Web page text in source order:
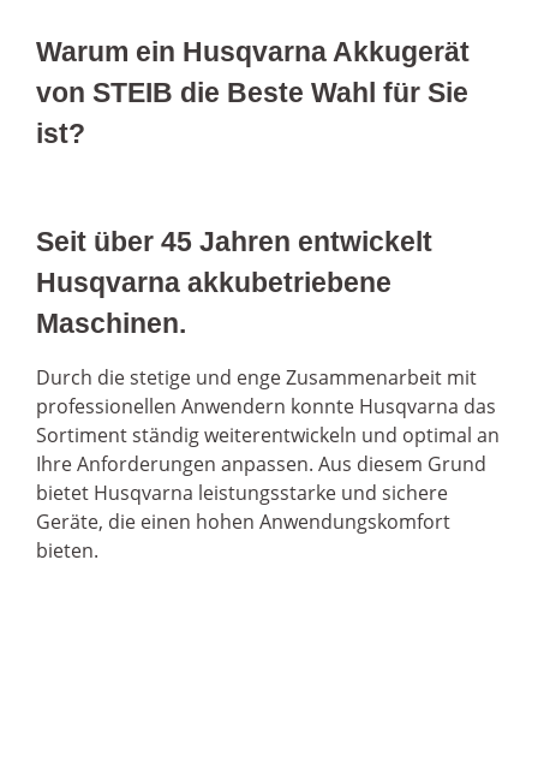
Warum ein Husqvarna Akkugerät
von STEIB die Beste Wahl für Sie
ist?
Seit über 45 Jahren entwickelt
Husqvarna akkubetriebene
Maschinen.
Durch die stetige und enge Zusammenarbeit mit
professionellen Anwendern konnte Husqvarna das
Sortiment ständig weiterentwickeln und optimal an
Ihre Anforderungen anpassen. Aus diesem Grund
bietet Husqvarna leistungsstarke und sichere
Geräte, die einen hohen Anwendungskomfort
bieten.